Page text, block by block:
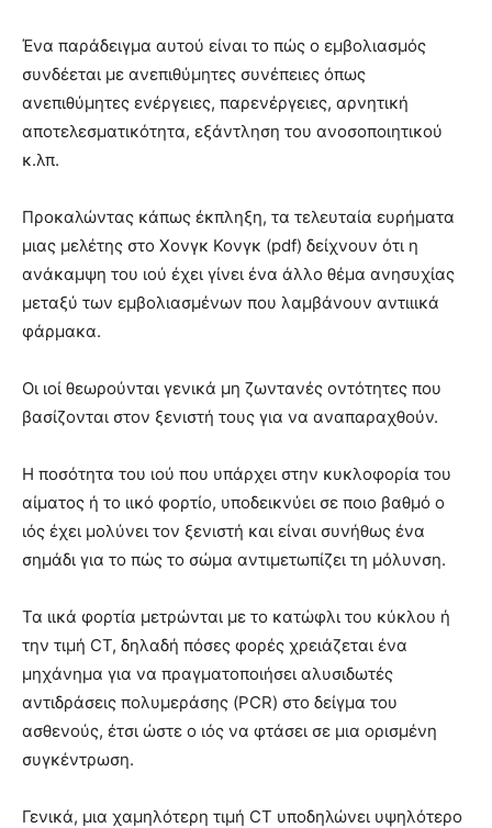
Ένα παράδειγμα αυτού είναι το πώς ο εμβολιασμός
συνδέεται με ανεπιθύμητες συνέπειες όπως
ανεπιθύμητες ενέργειες, παρενέργειες, αρνητική
αποτελεσματικότητα, εξάντληση του ανοσοποιητικού
κ.λπ.
Προκαλώντας κάπως έκπληξη, τα τελευταία ευρήματα
μιας μελέτης στο Χονγκ Κονγκ (pdf) δείχνουν ότι η
ανάκαμψη του ιού έχει γίνει ένα άλλο θέμα ανησυχίας
μεταξύ των εμβολιασμένων που λαμβάνουν αντιιικά
φάρμακα.
Οι ιοί θεωρούνται γενικά μη ζωντανές οντότητες που
βασίζονται στον ξενιστή τους για να αναπαραχθούν.
Η ποσότητα του ιού που υπάρχει στην κυκλοφορία του
αίματος ή το ιικό φορτίο, υποδεικνύει σε ποιο βαθμό ο
ιός έχει μολύνει τον ξενιστή και είναι συνήθως ένα
σημάδι για το πώς το σώμα αντιμετωπίζει τη μόλυνση.
Τα ιικά φορτία μετρώνται με το κατώφλι του κύκλου ή
την τιμή CT, δηλαδή πόσες φορές χρειάζεται ένα
μηχάνημα για να πραγματοποιήσει αλυσιδωτές
αντιδράσεις πολυμεράσης (PCR) στο δείγμα του
ασθενούς, έτσι ώστε ο ιός να φτάσει σε μια ορισμένη
συγκέντρωση.
Γενικά, μια χαμηλότερη τιμή CT υποδηλώνει υψηλότερο